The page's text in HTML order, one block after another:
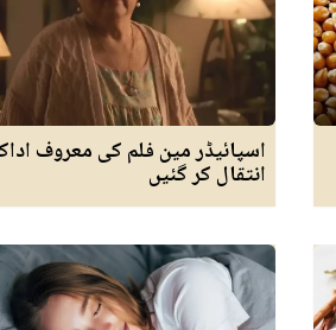
اسپائیڈر مین فلم کی معروف
انتقال کر گئیں